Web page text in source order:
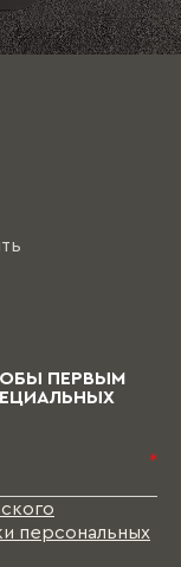
ПЕРВЫМ
*
персональных